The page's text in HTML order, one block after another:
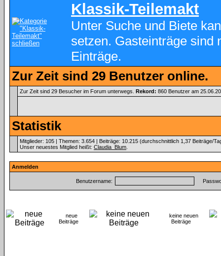
Klassik-Teilemakt
Unter Suche und Biete
setzen. Gasteinträge sind
Einträge.
Zur Zeit sind 29 Benutzer online.
Zur Zeit sind 29 Besucher im Forum unterwegs. Rekord: 860 Benutzer am
Statistik
Mitglieder: 105 | Themen: 3.654 | Beiträge: 10.215 (durchschnittlich 1,37 Beiträge/
Unser neuestes Mitglied heißt: Claudia_Blum
Anmelden
Benutzername:
neue
Beiträge
keine neuen
Beiträge